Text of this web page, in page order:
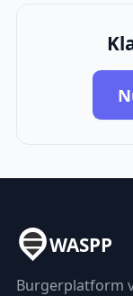
WASPP
Burgerplatform